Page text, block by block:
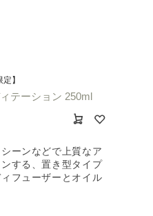
】
テーション 250ml
ーンなどで上質なア
する、置き型タイプ
フューザーとオイル